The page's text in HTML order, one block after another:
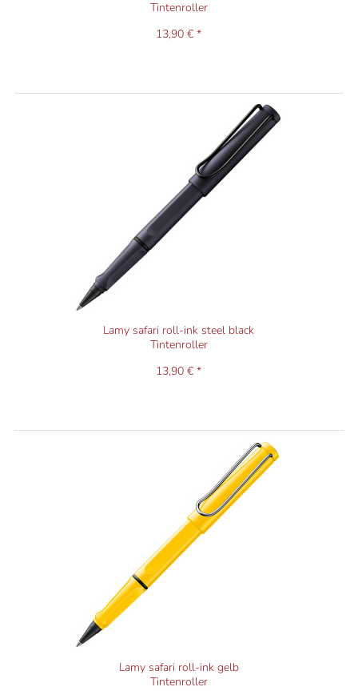
Tintenroller
13,90 € *
Lamy safari roll-ink steel black
Tintenroller
13,90 € *
Lamy safari roll-ink gelb
Tintenroller